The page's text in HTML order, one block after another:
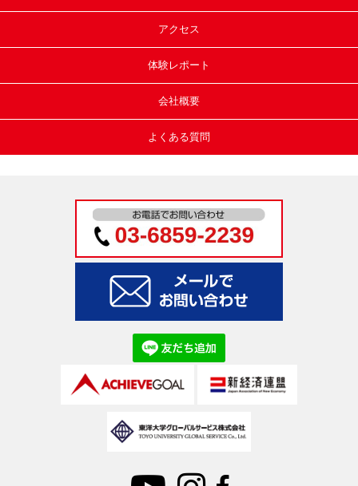
アクセス
体験レポート
会社概要
よくある質問